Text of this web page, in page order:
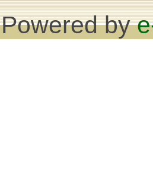
Powered by